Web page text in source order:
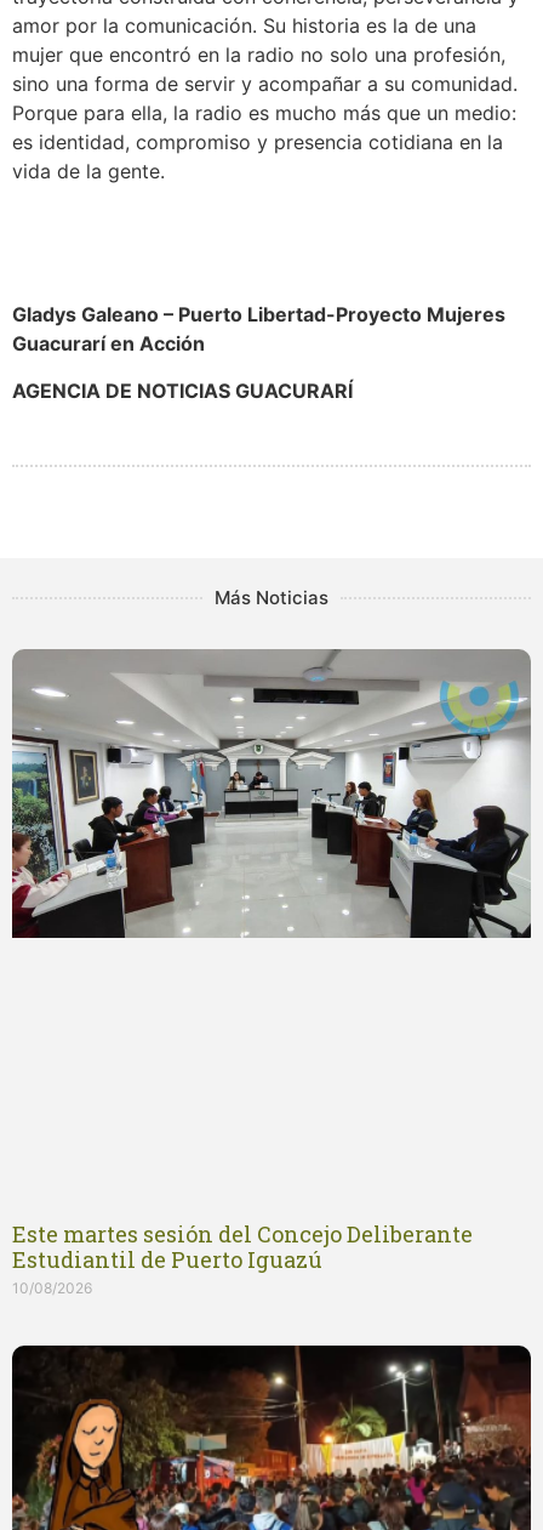
amor por la comunicación. Su historia es la de una
mujer que encontró en la radio no solo una profesión,
sino una forma de servir y acompañar a su comunidad.
Porque para ella, la radio es mucho más que un medio:
es identidad, compromiso y presencia cotidiana en la
vida de la gente.
Gladys Galeano – Puerto Libertad-Proyecto Mujeres
Guacurarí en Acción
AGENCIA DE NOTICIAS GUACURARÍ
Más Noticias
Este martes sesión del Concejo Deliberante
Estudiantil de Puerto Iguazú
10/08/2026